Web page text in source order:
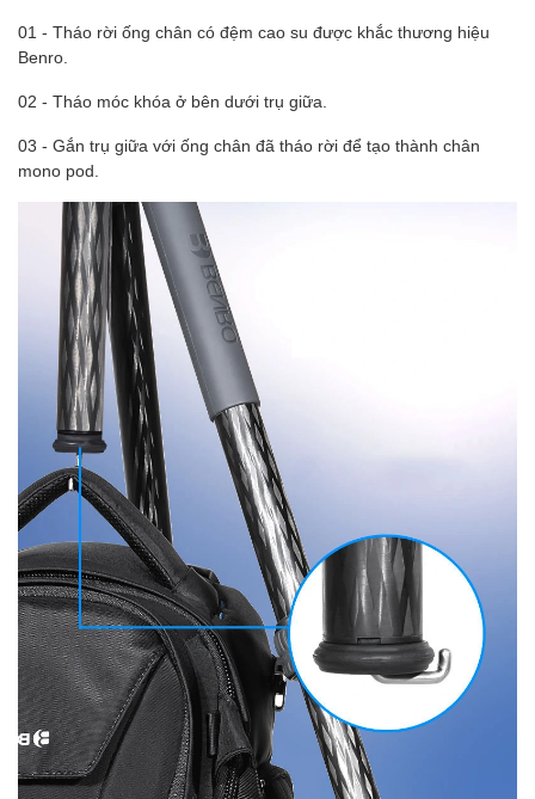
01 - Tháo rời ống chân có đệm cao su được khắc thương hiệu
Benro.
02 - Tháo móc khóa ở bên dưới trụ giữa.
03 - Gắn trụ giữa với ống chân đã tháo rời để tạo thành chân
mono pod.